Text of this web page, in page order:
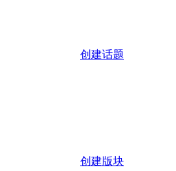
创建话题
创建版块